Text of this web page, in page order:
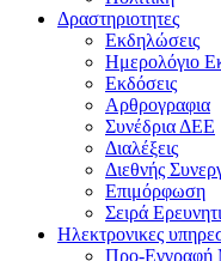
Δραστηριοτητες
Εκδηλώσεις
Ημερολόγιο
Εκδόσεις
Αρθρογραφια
Συνέδρια ΔΕΕ
Διαλέξεις
Διεθνής
Επιμόρφωση
Σειρά
Ηλεκτρονικες
Προ-Εγγραφή